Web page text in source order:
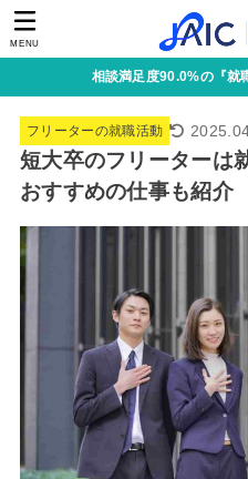
MENU
相談満足度90.0%の『
フリーターの就職活動
短大卒のフリーターは
おすすめの仕事も紹介